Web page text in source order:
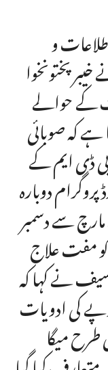
و
پختونخوا
کے حوالے
کہ صوبائی
ڈی ایم کے
دوبارہ
سے دسمبر
کو مفت علاج
سیف نے کہا کہ
میں 5 ارب روپے کی ادویات
طرح میگا